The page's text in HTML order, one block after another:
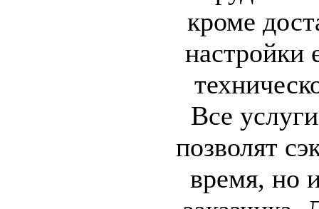
кроме
настройки
Все
позволят
время, но